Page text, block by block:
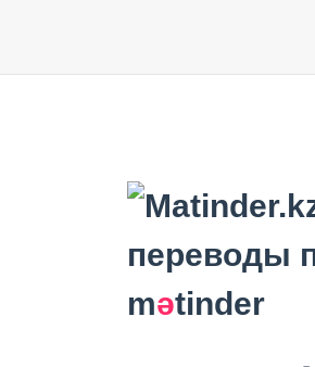
mәtinder